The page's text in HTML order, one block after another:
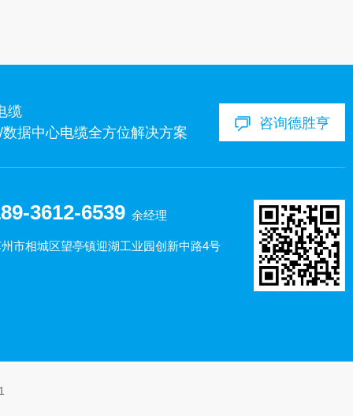
缆
据中心电缆全方位解决方案
咨询德胜亨
3612-6539余经理
市相城区望亭镇迎湖工业园创新中路4号